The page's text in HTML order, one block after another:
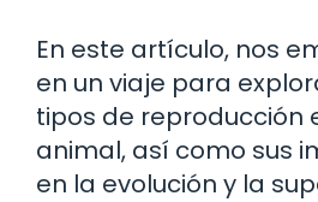
En este artículo, nos
en un viaje para
tipos de reproducción
animal, así como sus
en la evolución y la